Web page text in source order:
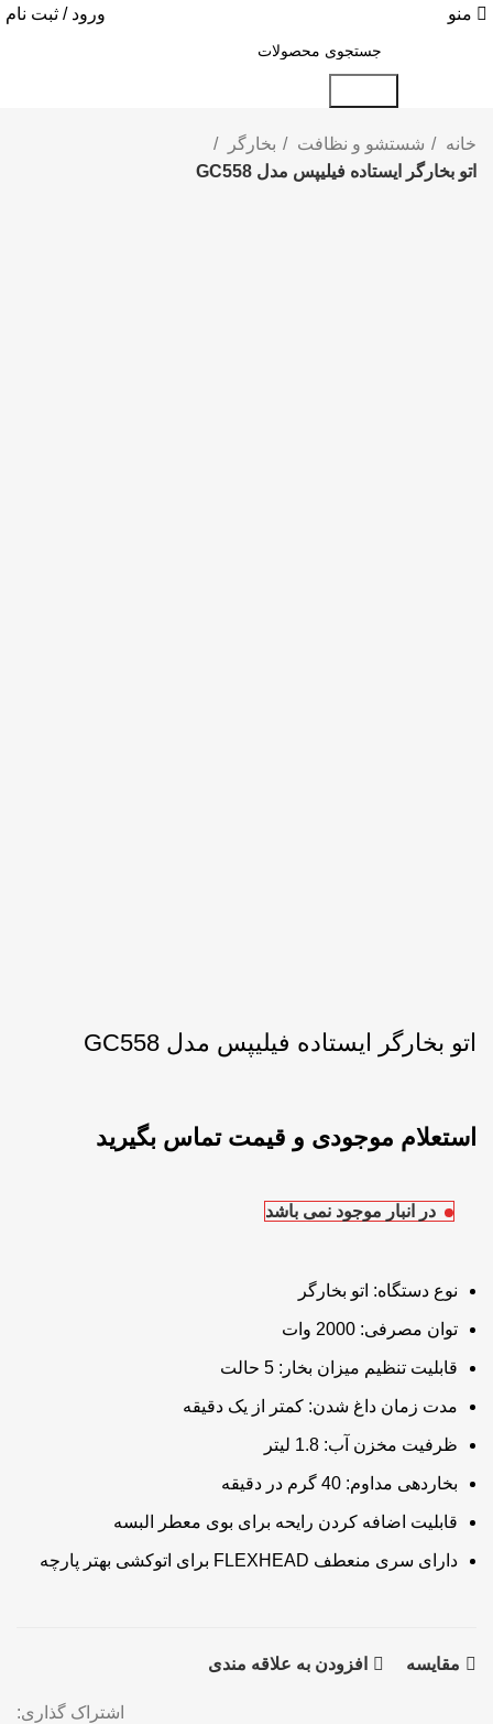
منو ورود / ثبت نام
خانه شستشو و نظافت
بخارگر
اتو بخارگر ایستاده فیلیپس مدل GC558
اتو بخارگر ایستاده فیلیپس مدل GC558
در انبار موجود نمی باشد
نوع دستگاه: اتو بخارگر
توان مصرفی: 2000 وات
قابلیت تنظیم میزان بخار: 5 حالت
مدت زمان داغ شدن: کمتر از یک دقیقه
ظرفیت مخزن آب: 1.8 لیتر
بخاردهی مداوم: 40 گرم در دقیقه
قابلیت اضافه کردن رایحه برای بوی معطر البسه
دارای سری منعطف FLEXHEAD برای اتوکشی بهتر پارچه
مقايسه افزودن به علاقه مندی
اشتراک گذاری: